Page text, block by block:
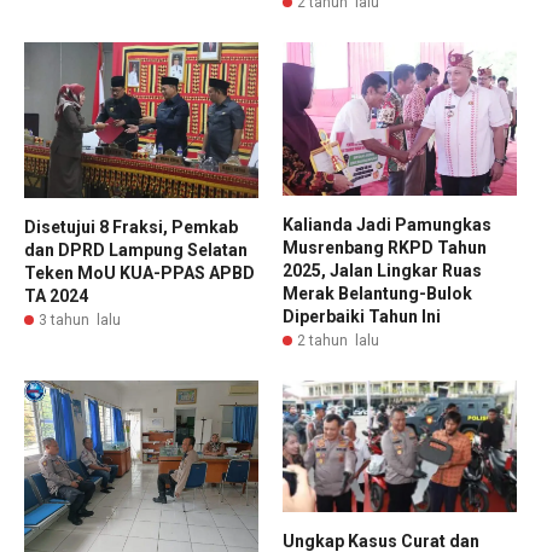
Disetujui 8 Fraksi, Pemkab
dan DPRD Lampung Selatan
Teken MoU KUA-PPAS APBD
TA 2024
3 tahun lalu
Kalianda Jadi Pamungkas
Musrenbang RKPD Tahun
2025, Jalan Lingkar Ruas
Merak Belantung-Bulok
Diperbaiki Tahun Ini
2 tahun lalu
Ungkap Kasus Curat dan